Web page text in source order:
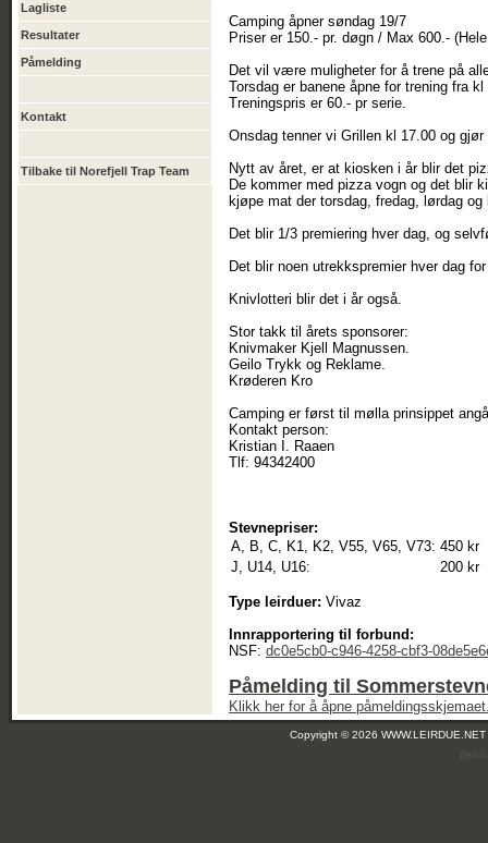
Lagliste
Resultater
Påmelding
Kontakt
Tilbake til Norefjell Trap Team
Camping åpner søndag 19/7
Priser er 150.- pr. døgn / Max 600.-
Det vil være muligheter for å trene på
Torsdag er banene åpne for trening fra kl
Treningspris er 60.- pr serie.
Onsdag tenner vi Grillen kl 17.00 og
Nytt av året, er at kiosken i år blir det
De kommer med pizza vogn og det blir
kjøpe mat der torsdag, fredag, lørdag
Det blir 1/3 premiering hver dag, og
Det blir noen utrekkspremier hver dag
Knivlotteri blir det i år også.
Stor takk til årets sponsorer:
Knivmaker Kjell Magnussen.
Geilo Trykk og Reklame.
Krøderen Kro
Camping er først til mølla prinsippet
Kontakt person:
Kristian I. Raaen
Tlf: 94342400
Stevnepriser:
A, B, C, K1, K2, V55, V65, V73: 450 kr
J, U14, U16:
200 kr
Type leirduer: Vivaz
Innrapportering til forbund:
NSF: dc0e5cb0-c946-4258-cbf3-
Påmelding til
Klikk her for å åpne
Copyright © 2026